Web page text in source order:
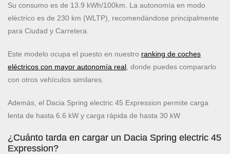
Su consumo es de 13.9 kWh/100km. La autonomía en modo
eléctrico es de 230 km (WLTP), recomendándose principalmente
para Ciudad y Carretera.
Este modelo ocupa el puesto en nuestro ranking de coches
eléctricos con mayor autonomía real , donde puedes compararlo
con otros vehículos similares.
Además, el Dacia Spring electric 45 Expression permite carga
lenta de hasta 6.6 kW y carga rápida de hasta 30 kW
¿Cuánto tarda en cargar un Dacia Spring electric 45
Expression?